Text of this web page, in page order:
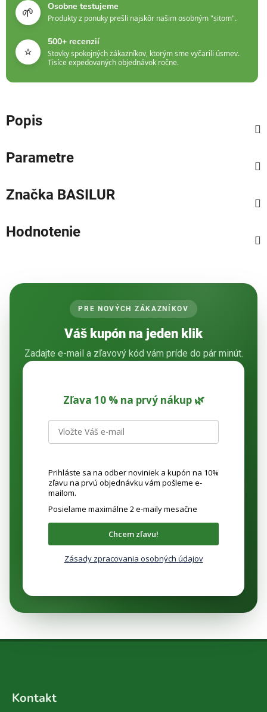
🌱 Osobne testujeme
Produkty z ponuky prešli najskôr našim osobným "sitom".
⭐
500+ recenzií
Stovky spokojných zákazníkov, ktorým sme vyčarili úsmev.
Tisíce expedovaných objednávok ročne.
Popis
Parametre
Značka BASILUR
Hodnotenie
PRE NOVÝCH ZÁKAZNÍKOV
Váš kupón na jeden klik
Zadajte e-mail a zľavový kód vám príde do pár minút.
Zľava 10 % na prvý nákup 🌿
Prihláste sa na odber noviniek a kupón na 10%
zľavu na prvú objednávku vám pošleme e-
mailom.
Posielame maximálne 2 e-maily mesačne
Chcem zľavu!
Zásady zpracovania osobných údajov
Kontakt